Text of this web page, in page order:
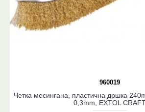
960019
Четка месингана, пластична дршка
0,3mm, EXTOL